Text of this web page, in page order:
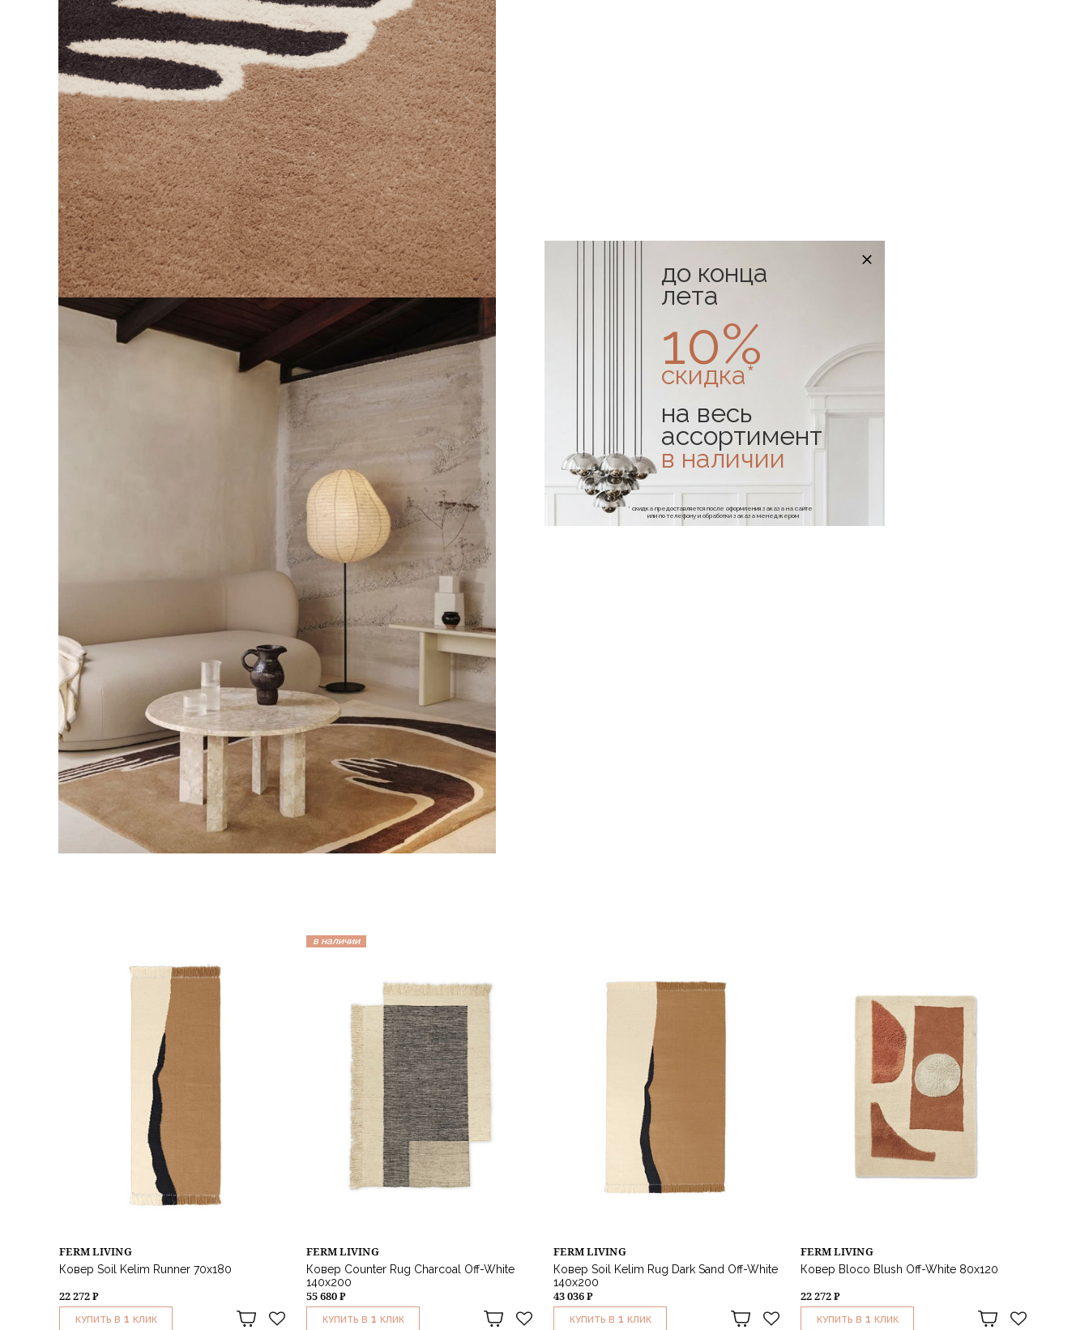
FERM LIVING
Ковер Soil Kelim Runner 70х180
22 272 ₽
КУПИТЬ В 1 КЛИК
в наличии
FERM LIVING
Ковер Counter Rug Charcoal Off-White
140x200
55 680 ₽
КУПИТЬ В 1 КЛИК
FERM LIVING
Ковер Soil Kelim Rug Dark Sand Off-White
140x200
43 036 ₽
КУПИТЬ В 1 КЛИК
FERM LIVING
Ковер Bloco Blush Off-White 80x120
22 272 ₽
КУПИТЬ В 1 КЛИК
до конца
лета
10%
скидка*
на весь
ассортимент
в наличии
* скидка предоставляется после оформления заказа на сайте
или по телефону и обработки заказа менеджером